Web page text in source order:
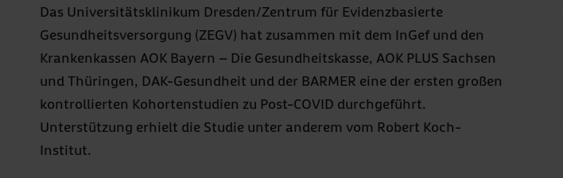
Das Universitätsklinikum Dresden/Zentrum für Evidenzbasierte
Gesundheitsversorgung (ZEGV) hat zusammen mit dem InGef und den
Krankenkassen AOK Bayern – Die Gesundheitskasse, AOK PLUS Sachsen
und Thüringen, DAK-Gesundheit und der BARMER eine der ersten großen
kontrollierten Kohortenstudien zu Post-COVID durchgeführt.
Unterstützung erhielt die Studie unter anderem vom Robert Koch-
Institut.